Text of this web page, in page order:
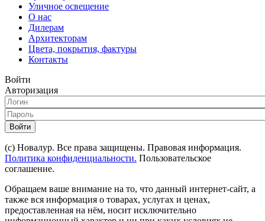
Уличное освещение
О нас
Дилерам
Архитекторам
Цвета, покрытия, фактуры
Контакты
Войти
Авторизация
Войти
(с) Новалур. Все права защищены. Правовая информация.
Политика конфиденциальности. Пользовательское
соглашение.
Обращаем ваше внимание на то, что данный интернет-сайт, а
также вся информация о товарах, услугах и ценах,
предоставленная на нём, носит исключительно